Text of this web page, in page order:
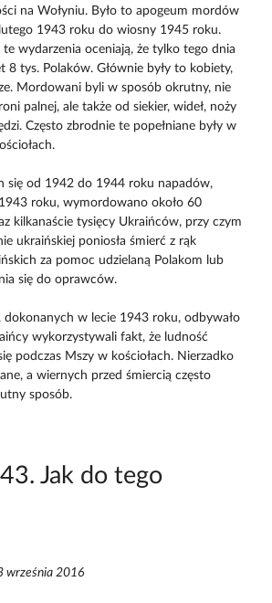
na Wołyniu. Było to apogeum mordów
1943 roku do wiosny 1945 roku.
wydarzenia oceniają, że tylko tego dnia
8 tys. Polaków. Głównie były to kobiety,
Mordowani byli w sposób okrutny, nie
palnej, ale także od siekier, wideł, noży
Często zbrodnie te popełniane były w
się od 1942 do 1944 roku napadów,
roku, wymordowano około 60
kilkanaście tysięcy Ukraińców, przy czym
ukraińskiej poniosła śmierć z rąk
za pomoc udzielaną Polakom lub
się do oprawców.
dokonanych w lecie 1943 roku, odbywało
wykorzystywali fakt, że ludność
podczas Mszy w kościołach. Nierzadko
a wiernych przed śmiercią często
sposób.
Jak do tego
września 2016